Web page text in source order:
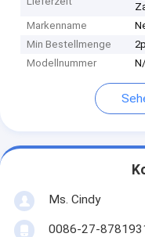
Markenname
Min Bestellmenge
Modellnummer
Ms. Cindy
0086-27-